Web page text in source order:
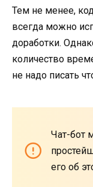
Тем не менее,
всегда можно
доработки.
количество
не надо писать
Чат-бот
его об